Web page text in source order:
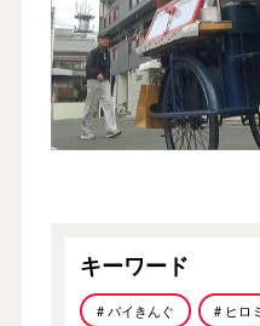
キーワード
# バイきんぐ # ヒロミ